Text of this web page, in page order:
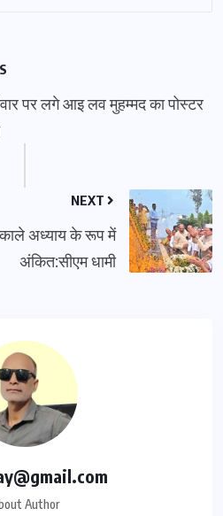
पर लगे आइ लव मुहम्मद का पोस्टर
NEXT
काले अध्याय के रूप में
अंकित:सीएम धामी
Author